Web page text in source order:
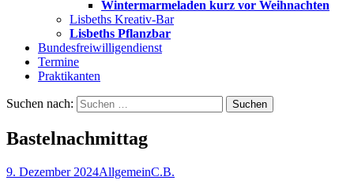
Wintermarmeladen kurz vor Weihnachten
Lisbeths Kreativ-Bar
Lisbeths Pflanzbar
Bundesfreiwilligendienst
Termine
Praktikanten
Suchen nach:
Bastelnachmittag
9. Dezember 2024AllgemeinC.B.